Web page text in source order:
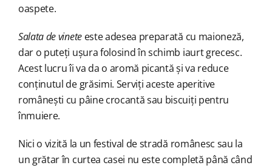
oaspete.
Salata de vineteeste adesea preparată cu maioneză,
dar o puteți ușura folosind în schimb iaurt grecesc.
Acest lucru îi va da o aromă picantă și va reduce
conținutul de grăsimi. Serviți aceste aperitive
românești cu pâine crocantă sau biscuiți pentru
înmuiere.
Nici o vizită la un festival de stradă românesc sau la
un grătar în curtea casei nu este completă până când